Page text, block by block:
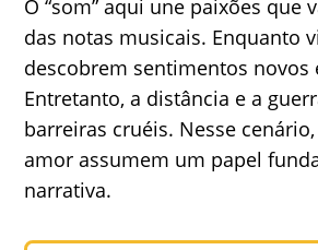
O “som” aqui une paixões que
das notas musicais. Enquanto
descobrem sentimentos novos
Entretanto, a distância e a
barreiras cruéis. Nesse
amor assumem um papel
narrativa.